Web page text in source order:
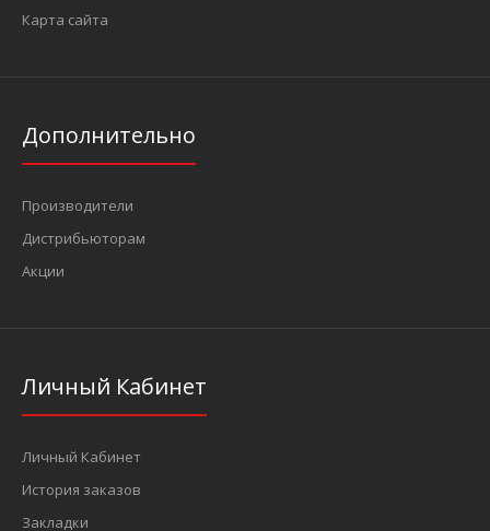
Карта сайта
Дополнительно
Производители
Дистрибьюторам
Акции
Личный Кабинет
Личный Кабинет
История заказов
Закладки